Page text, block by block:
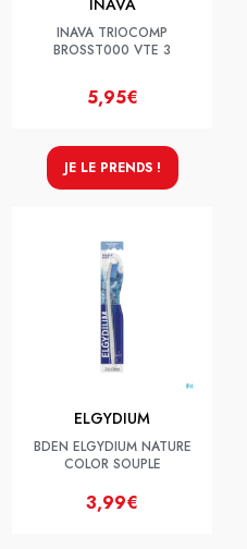
INAVA
INAVA TRIOCOMP
BROSST000 VTE 3
5,95€
JE LE PRENDS !
ELGYDIUM
BDEN ELGYDIUM NATURE
COLOR SOUPLE
3,99€